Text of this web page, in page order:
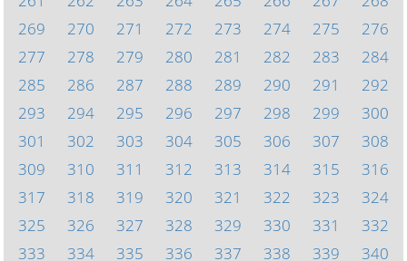
269
270 271 272 273 274 275
276
277
278 279 280 281 282 283
284
285
286 287 288 289 290 291
292
293
294 295 296 297 298 299
300
301
302 303 304 305 306 307
308
309
310 311 312 313 314 315
316
317
318 319 320 321 322 323
324
325
326 327 328 329 330 331
332
333
334 335 336 337 338 339 340